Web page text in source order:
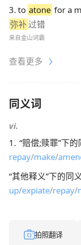
3.to atone for a
弥补过错
来自金山词霸
查看更多
同义词
vi.
1 . “赔偿;赎罪”下
repay/make/
“其他释义”下的同
up/expiate/repay/
拍照翻译